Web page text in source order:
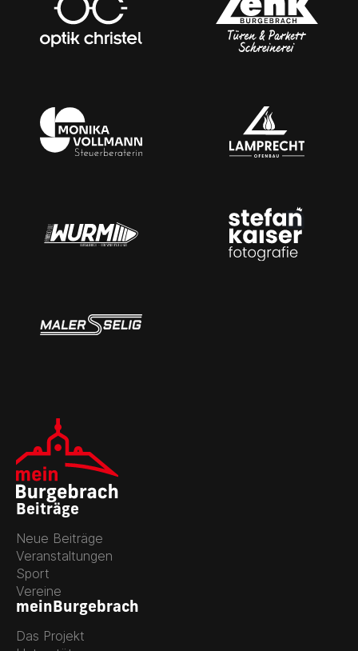
Beiträge
Neue Beiträge
Veranstaltungen
Sport
Vereine
meinBurgebrach
Das Projekt